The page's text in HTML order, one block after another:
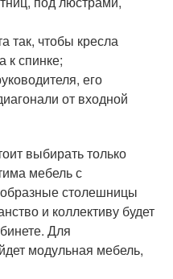
так, чтобы кресла
к спинке;
его
от входной
выбирать только
мебель с
столешницы
и коллективу будет
Для
модульная мебель,